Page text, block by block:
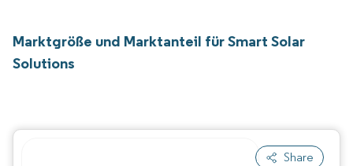
Marktgröße und Marktanteil für Smart Solar
Solutions
Share